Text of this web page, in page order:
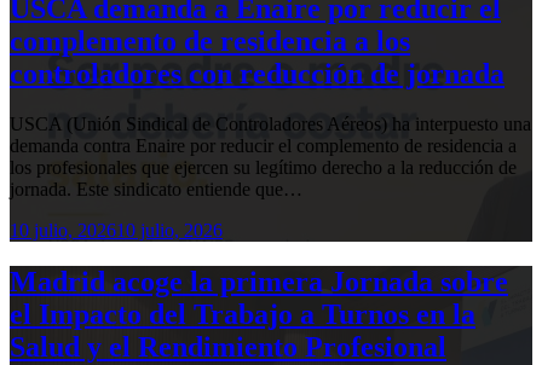
USCA demanda a Enaire por reducir el
complemento de residencia a los
controladores con reducción de jornada
USCA (Unión Sindical de Controladores Aéreos) ha interpuesto una
demanda contra Enaire por reducir el complemento de residencia a
los profesionales que ejercen su legítimo derecho a la reducción de
jornada. Este sindicato entiende que…
10 julio, 202610 julio, 2026
Madrid acoge la primera Jornada sobre
el Impacto del Trabajo a Turnos en la
Salud y el Rendimiento Profesional